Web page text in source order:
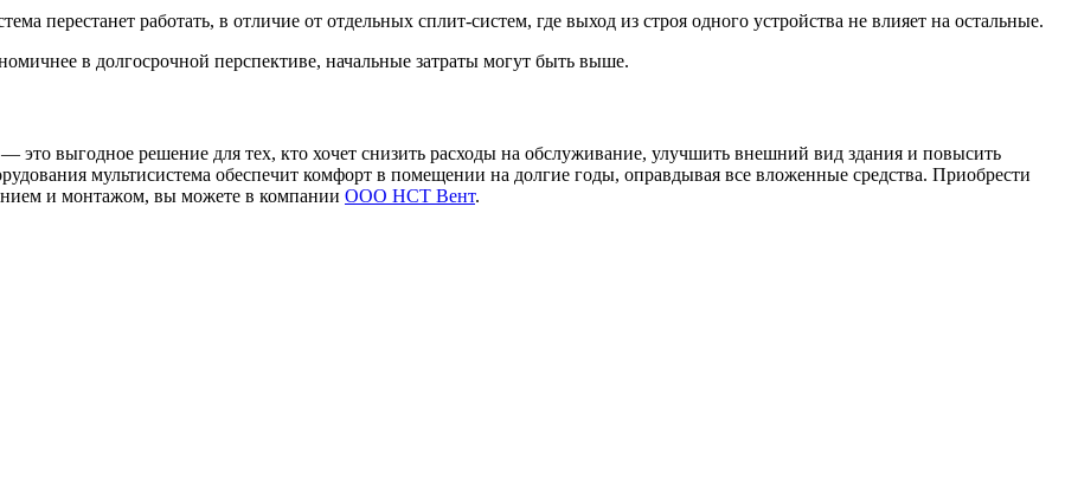
перестанет работать, в отличие от отдельных сплит-систем, где выход из строя одного устройства не влияет на остальные.
в долгосрочной перспективе, начальные затраты могут быть выше.
это выгодное решение для тех, кто хочет снизить расходы на обслуживание, улучшить внешний вид здания и повысить
мультисистема обеспечит комфорт в помещении на долгие годы, оправдывая все вложенные средства. Приобрести
и монтажом, вы можете в компании ООО НСТ Вент.